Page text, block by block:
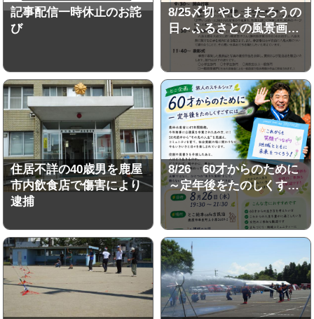
記事配信一時休止のお詫
び
8/25〆切 やしまたろうの
日～ふるさとの風景画…
住居不詳の40歳男を鹿屋
市内飲食店で傷害により
逮捕
8/26 60才からのために
～定年後をたのしくす…